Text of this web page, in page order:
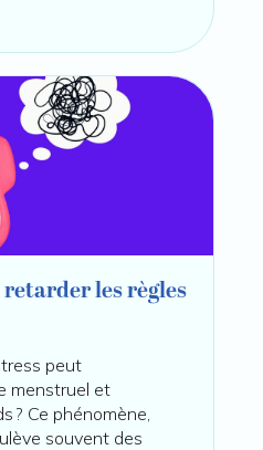
les règles
peut
menstruel et
? Ce phénomène,
souvent des